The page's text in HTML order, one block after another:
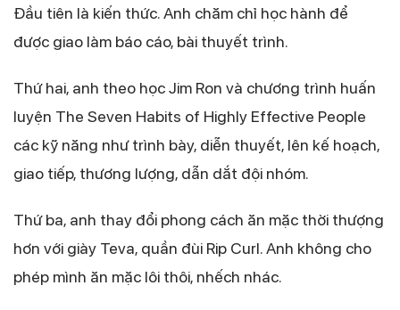
Đầu tiên là kiến thức. Anh chăm chỉ học hành để
được giao làm báo cáo, bài thuyết trình.
Thứ hai, anh theo học Jim Ron và chương trình huấn
luyện The Seven Habits of Highly Effective People
các kỹ năng như trình bày, diễn thuyết, lên kế hoạch,
giao tiếp, thương lượng, dẫn dắt đội nhóm.
Thứ ba, anh thay đổi phong cách ăn mặc thời thượng
hơn với giày Teva, quần đùi Rip Curl. Anh không cho
phép mình ăn mặc lôi thôi, nhếch nhác.